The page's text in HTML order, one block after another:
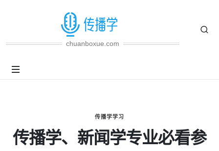
chuanboxue.com
传播学学习
传播学、新闻学专业必看参